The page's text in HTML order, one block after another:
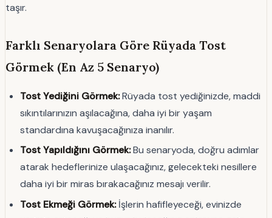
taşır.
Farklı Senaryolara Göre Rüyada Tost
Görmek (En Az 5 Senaryo)
Tost Yediğini Görmek:Rüyada tost yediğinizde, maddi
sıkıntılarınızın aşılacağına, daha iyi bir yaşam
standardına kavuşacağınıza inanılır.
Tost Yapıldığını Görmek:Bu senaryoda, doğru adımlar
atarak hedeflerinize ulaşacağınız, gelecekteki nesillere
daha iyi bir miras bırakacağınız mesajı verilir.
Tost Ekmeği Görmek:İşlerin hafifleyeceği, evinizde